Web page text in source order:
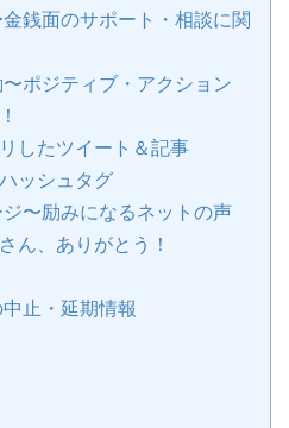
銭面のサポート・相談に関
ポジティブ・アクション
したツイート＆記事
ッシュタグ
〜励みになるネットの声
ん、ありがとう！
止・延期情報